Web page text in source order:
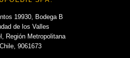
19930, Bodega B
de los Valles
Región Metropolitana
Chile, 9061673